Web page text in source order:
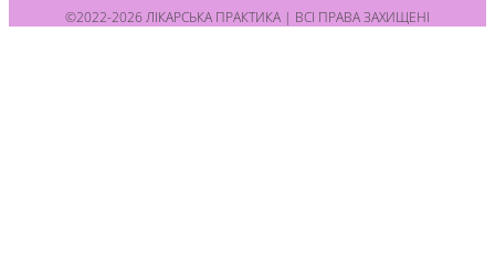
©2022-2026 ЛІКАРСЬКА ПРАКТИКА | ВСІ ПРАВА ЗАХИЩЕНІ